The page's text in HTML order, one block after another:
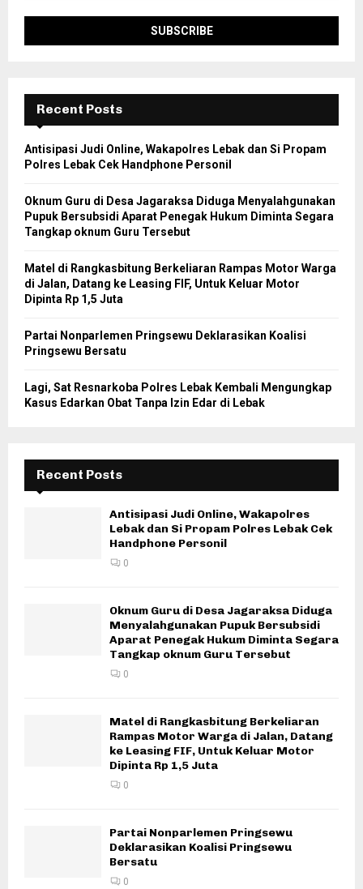
Recent Posts
Antisipasi Judi Online, Wakapolres Lebak dan Si Propam
Polres Lebak Cek Handphone Personil
Oknum Guru di Desa Jagaraksa Diduga Menyalahgunakan
Pupuk Bersubsidi Aparat Penegak Hukum Diminta Segara
Tangkap oknum Guru Tersebut
Matel di Rangkasbitung Berkeliaran Rampas Motor Warga
di Jalan, Datang ke Leasing FIF, Untuk Keluar Motor
Dipinta Rp 1,5 Juta
Partai Nonparlemen Pringsewu Deklarasikan Koalisi
Pringsewu Bersatu
Lagi, Sat Resnarkoba Polres Lebak Kembali Mengungkap
Kasus Edarkan Obat Tanpa Izin Edar di Lebak
Recent Posts
Antisipasi Judi Online, Wakapolres
Lebak dan Si Propam Polres Lebak Cek
Handphone Personil
0
Oknum Guru di Desa Jagaraksa Diduga
Menyalahgunakan Pupuk Bersubsidi
Aparat Penegak Hukum Diminta Segara
Tangkap oknum Guru Tersebut
0
Matel di Rangkasbitung Berkeliaran
Rampas Motor Warga di Jalan, Datang
ke Leasing FIF, Untuk Keluar Motor
Dipinta Rp 1,5 Juta
0
Partai Nonparlemen Pringsewu
Deklarasikan Koalisi Pringsewu
Bersatu
0